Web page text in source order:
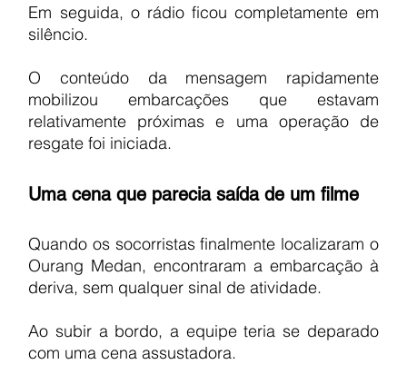
Em seguida, o rádio ficou completamente em
silêncio.
O conteúdo da mensagem rapidamente
mobilizou embarcações que estavam
relativamente próximas e uma operação de
resgate foi iniciada.
Uma cena que parecia saída de um filme
Quando os socorristas finalmente localizaram o
Ourang Medan, encontraram a embarcação à
deriva, sem qualquer sinal de atividade.
Ao subir a bordo, a equipe teria se deparado
com uma cena assustadora.